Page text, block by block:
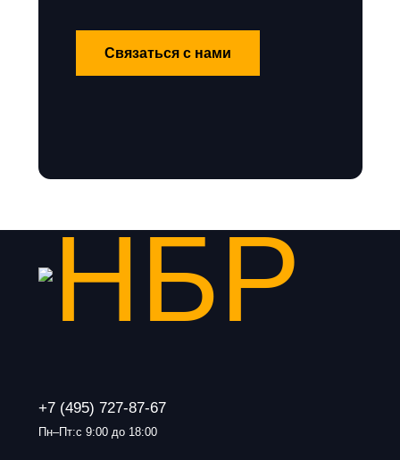
Связаться с нами
+7 (495) 727-87-67
Пн–Пт:с 9:00 до 18:00